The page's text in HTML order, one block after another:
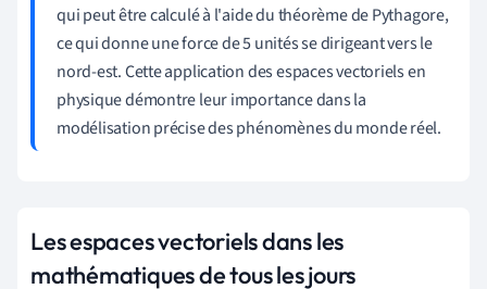
qui peut être calculé à l'aide du théorème de Pythagore,
ce qui donne une force de 5 unités se dirigeant vers le
nord-est. Cette application des espaces vectoriels en
physique démontre leur importance dans la
modélisation précise des phénomènes du monde réel.
Les espaces vectoriels dans les
mathématiques de tous les jours